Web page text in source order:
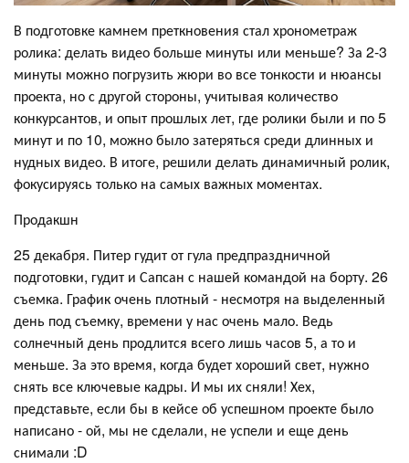
В подготовке камнем преткновения стал хронометраж
ролика: делать видео больше минуты или меньше? За 2-3
минуты можно погрузить жюри во все тонкости и нюансы
проекта, но с другой стороны, учитывая количество
конкурсантов, и опыт прошлых лет, где ролики были и по 5
минут и по 10, можно было затеряться среди длинных и
нудных видео. В итоге, решили делать динамичный ролик,
фокусируясь только на самых важных моментах.
Продакшн
25 декабря. Питер гудит от гула предпраздничной
подготовки, гудит и Сапсан с нашей командой на борту. 26
съемка. График очень плотный - несмотря на выделенный
день под съемку, времени у нас очень мало. Ведь
солнечный день продлится всего лишь часов 5, а то и
меньше. За это время, когда будет хороший свет, нужно
снять все ключевые кадры. И мы их сняли! Хех,
представьте, если бы в кейсе об успешном проекте было
написано - ой, мы не сделали, не успели и еще день
снимали :D